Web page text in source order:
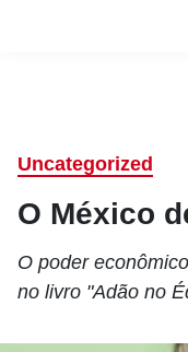
Uncategorized
O México
O poder
no livro "Adão no